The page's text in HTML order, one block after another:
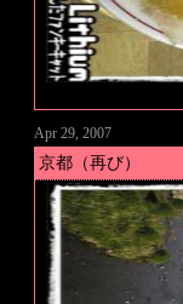
Apr 29, 2007
京都（再び）